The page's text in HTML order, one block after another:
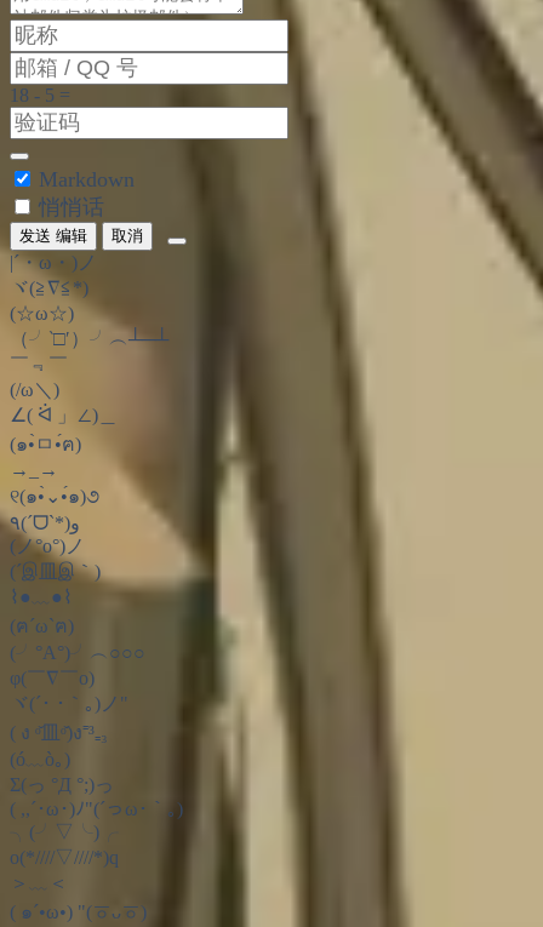
Markdown
悄悄话
发送 编辑 取消
|´・ω・)ノ
ヾ(≧∇≦*)ゝ
(☆ω☆)
（╯‵□′）╯︵┴─┴
￣﹃￣
(/ω＼)
∠( ᐛ 」∠)＿
(๑•̀ㅁ•́ฅ)
→_→
୧(๑•̀⌄•́๑)૭
٩(ˊᗜˋ*)و
(ノ°ο°)ノ
(´இ皿இ｀)
⌇●﹏●⌇
(ฅ´ω`ฅ)
(╯°A°)╯︵○○○
φ(￣∇￣o)
ヾ(´･ ･｀｡)ノ"
( ง ᵒ̌皿ᵒ̌)ง⁼³₌₃
(ó﹏ò｡)
Σ(っ °Д °;)っ
( ,,´･ω･)ﾉ"(´っω･｀｡)
╮(╯▽╰)╭
o(*////▽////*)q
＞﹏＜
( ๑´•ω•) "(ㆆᴗㆆ)